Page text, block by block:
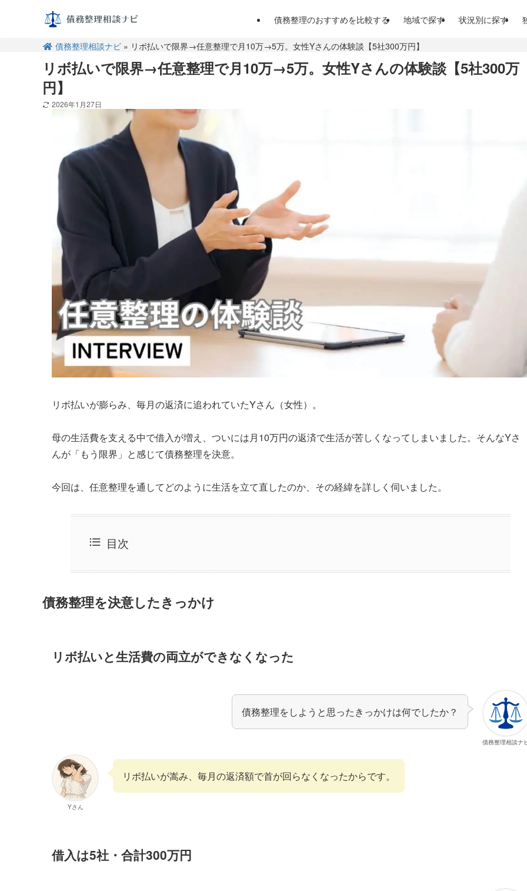
債務整理のおすすめを比較する 地域で探す 状況別に探す
債務整理相談ナビ» リボ払いで限界→任意整理で月10万→5万。女性Yさんの体験談【5社300万円】
リボ払いで限界→任意整理で月10万→5万。女性Yさんの体験談【5社300万
円】
2026年1月27日
リボ払いが膨らみ、毎月の返済に追われていたYさん（女性）。
母の生活費を支える中で借入が増え、ついには月10万円の返済で生活が苦しくなってしまいました。そんなYさ
んが「もう限界」と感じて債務整理を決意。
今回は、任意整理を通してどのように生活を立て直したのか、その経緯を詳しく伺いました。
目次
債務整理を決意したきっかけ
リボ払いと生活費の両立ができなくなった
債務整理相談ナ
債務整理をしようと思ったきっかけは何でしたか？
Yさん
リボ払いが嵩み、毎月の返済額で首が回らなくなったからです。
借入は5社・合計300万円